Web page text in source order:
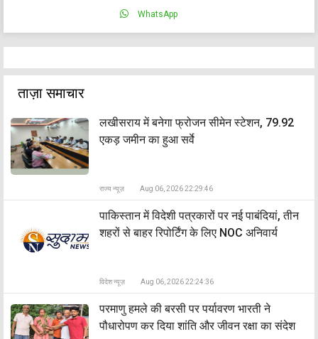
WhatsApp
ताज़ा समाचार
लखीसराय में बनेगा फ्रोजन सीमेन स्टेशन, 79.92
एकड़ जमीन का हुआ सर्वे
राज्य न्यूज़ Aug 06, 2026 22:29:46
पाकिस्तान में विदेशी पत्रकारों पर नई पाबंदियां, तीन
शहरों से बाहर रिपोर्टिंग के लिए NOC अनिवार्य
विदेश न्यूज़ Aug 06, 2026 22:24:36
​परमाणु हमले की बरसी पर पर्यावरण भारती ने
पौधारोपण कर दिया शांति और जीवन रक्षा का संदेश